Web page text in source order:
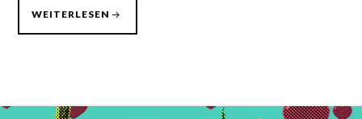
MAHNWACHE
RASSISMUS
WEITERLESEN